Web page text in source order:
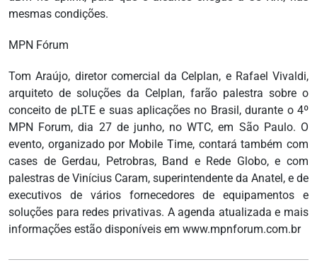
mesmas condições.
MPN Fórum
Tom Araújo, diretor comercial da Celplan, e Rafael Vivaldi,
arquiteto de soluções da Celplan, farão palestra sobre o
conceito de pLTE e suas aplicações no Brasil, durante o 4º
MPN Forum, dia 27 de junho, no WTC, em São Paulo. O
evento, organizado por Mobile Time, contará também com
cases de Gerdau, Petrobras, Band e Rede Globo, e com
palestras de Vinícius Caram, superintendente da Anatel, e de
executivos de vários fornecedores de equipamentos e
soluções para redes privativas. A agenda atualizada e mais
informações estão disponíveis em www.mpnforum.com.br